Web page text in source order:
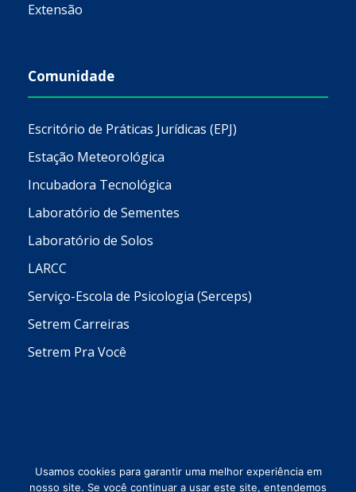
Extensão
Comunidade
Escritório de Práticas Jurídicas (EPJ)
Estação Meteorológica
Incubadora Tecnológica
Laboratório de Sementes
Laboratório de Solos
LARCC
Serviço-Escola de Psicologia (Serceps)
Setrem Carreiras
Setrem Pra Você
Usamos cookies para garantir uma melhor experiência em
nosso site. Se você continuar a usar este site, entendemos